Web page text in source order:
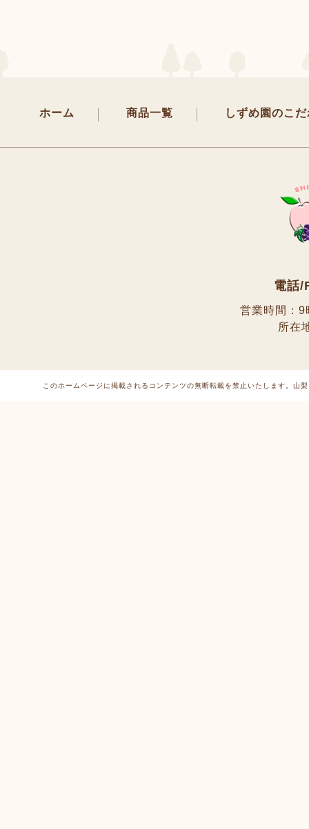
ホーム 商品一覧 しずめ園のこ
電話/
営業時間：9
所在
このホームページに掲載されるコンテンツの無断転載を禁止いたします。 山